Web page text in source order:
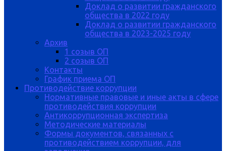
Доклад о развитии гражданского
общества в 2022 году
Доклад о развитии гражданского
общества в 2023-2025 году
Архив
1 созыв ОП
2 созыв ОП
Контакты
График приема ОП
Противодействие коррупции
Нормативные правовые и иные акты в сфере
противодействия коррупции
Антикоррупционная экспертиза
Методические материалы
Формы документов, связанных с
противодействием коррупции, для